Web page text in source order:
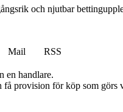
och njutbar
Mail
RSS
en handlare.
provision för köp som